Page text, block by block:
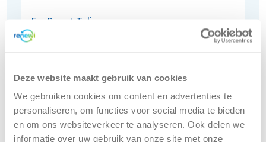
Deze website maakt gebruik van cookies
We gebruiken cookies om content en advertenties te
personaliseren, om functies voor social media te bieden
en om ons websiteverkeer te analyseren. Ook delen we
informatie over uw gebruik van onze site met onze
EcoSmart Tulip
Bekijk